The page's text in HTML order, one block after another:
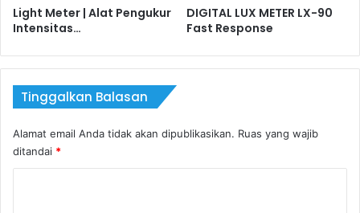
Light Meter | Alat Pengukur
Intensitas…
DIGITAL LUX METER LX-90
Fast Response
Tinggalkan Balasan
Alamat email Anda tidak akan dipublikasikan. Ruas yang wajib
ditandai *